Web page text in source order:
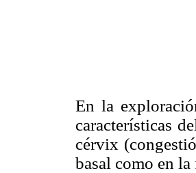
En la
características
cérvix
basal como en